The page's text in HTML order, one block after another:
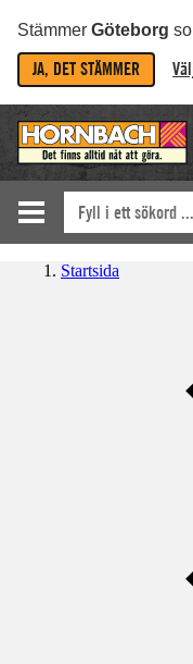
Stämmer Göteborg
JA, DET STÄMMER
Startsida